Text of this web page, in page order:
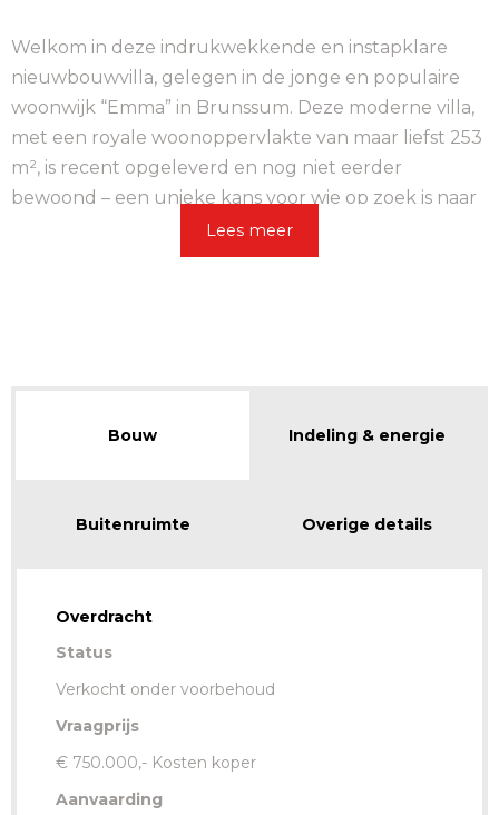
Welkom in deze indrukwekkende en instapklare
nieuwbouwvilla, gelegen in de jonge en populaire
woonwijk “Emma” in Brunssum. Deze moderne villa,
met een royale woonoppervlakte van maar liefst 253
m², is recent opgeleverd en nog niet eerder
bewoond – een unieke kans voor wie op zoek is naar
Lees meer
Bouw Indeling & energie
Buitenruimte Overige details
Overdracht
Status
Verkocht onder voorbehoud
Vraagprijs
€ 750.000,- Kosten koper
Aanvaarding